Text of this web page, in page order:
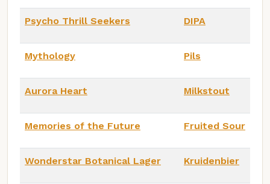
Psycho Thrill Seekers DIPA
Mythology Pils
Aurora Heart Milkstout
Memories of the Future Fruited Sour
Wonderstar Botanical Lager Kruidenbier